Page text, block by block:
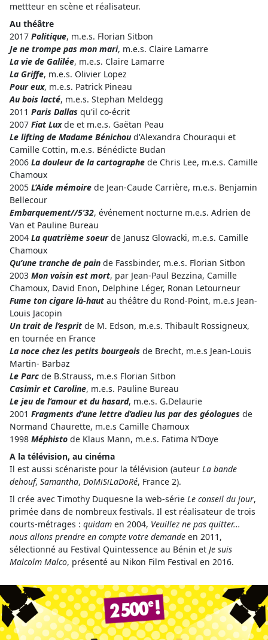
mettteur en scène et réalisateur.
Au théâtre
2017 Politique, m.e.s. Florian Sitbon
Je ne trompe pas mon mari, m.e.s. Claire Lamarre
La vie de Galilée, m.e.s. Claire Lamarre
La Griffe, m.e.s. Olivier Lopez
Pour eux, m.e.s. Patrick Pineau
Au bois lacté, m.e.s. Stephan Meldegg
2011 Paris Dallas qu'il co-écrit
2007 Fiat Luxde et m.e.s. Gaëtan Peau
Le lifting de Madame Bénichoud'Alexandra Chouraqui et
Camille Cottin, m.e.s. Bénédicte Budan
2006 La douleur de la cartographe de Chris Lee, m.e.s. Camille
Chamoux
2005 L’Aide mémoire de Jean-Caude Carrière, m.e.s. Benjamin
Bellecour
Embarquement//5’32, événement nocturne m.e.s. Adrien de
Van et Pauline Bureau
2004 La quatrième soeurde Janusz Glowacki, m.e.s. Camille
Chamoux
Qu’une tranche de pain de Fassbinder, m.e.s. Florian Sitbon
2003 Mon voisin est mort, par Jean-Paul Bezzina, Camille
Chamoux, David Enon, Delphine Léger, Ronan Letourneur
Fume ton cigare là-haut au théâtre du Rond-Point, m.e.s Jean-
Louis Jacopin
Un trait de l’esprit de M. Edson, m.e.s. Thibault Rossigneux,
en tournée en France
La noce chez les petits bourgeois de Brecht, m.e.s Jean-Louis
Martin- Barbaz
Le Parc de B.Strauss, m.e.s Florian Sitbon
Casimir et Caroline, m.e.s. Pauline Bureau
Le jeu de l’amour et du hasard, m.e.s. G.Delaurie
2001 Fragments d’une lettre d’adieu lus par des géologues de
Normand Chaurette, m.e.s Camille Chamoux
1998 Méphisto de Klaus Mann, m.e.s. Fatima N’Doye
A la télévision, au cinéma
Il est aussi scénariste pour la télévision (auteur La bande
dehouf, Samantha, DoMiSiLaDoRé, France 2).
Il crée avec Timothy Duquesne la web-série Le conseil du jour,
primée dans de nombreux festivals. Il est réalisateur de trois
courts-métrages : quidam en 2004, Veuillez ne pas quitter...
nous allons prendre en compte votre demande en 2011,
sélectionné au Festival Quintessence au Bénin et Je suis
Malcolm Malco, présenté au Nikon Film Festival en 2016.